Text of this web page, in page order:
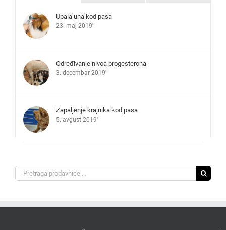
Upala uha kod pasa
23. maj 2019'
Određivanje nivoa progesterona
3. decembar 2019'
Zapaljenje krajnika kod pasa
5. avgust 2019'
Search
for: